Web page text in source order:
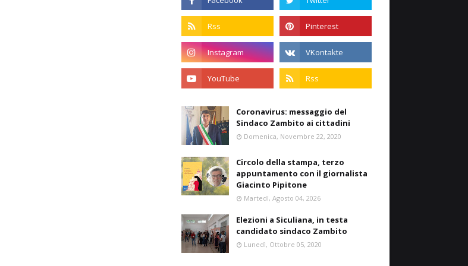
Coronavirus: messaggio del
Sindaco Zambito ai cittadini
Domenica, Novembre 22, 2020
Circolo della stampa, terzo
appuntamento con il giornalista
Giacinto Pipitone
Martedì, Agosto 04, 2026
Elezioni a Siculiana, in testa
candidato sindaco Zambito
Lunedì, Ottobre 05, 2020